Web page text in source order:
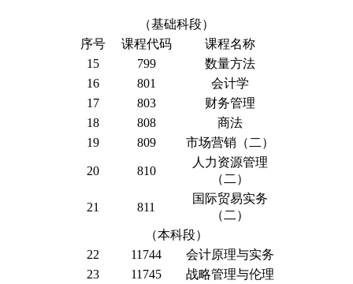
（基础科段）
序号
课程代码
课程名称
15
799
数量方法
16
801
会计学
17
803
财务管理
18
808
商法
19
809 市场营销（二）
20 810
人力资源管理
（二）
21 811
国际贸易实务
（二）
（本科段）
22
11744
会计原理与实务
23
11745 战略管理与伦理